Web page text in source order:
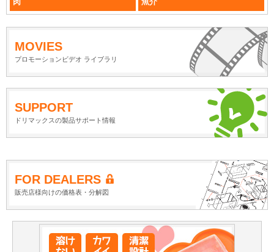
肉 魚介
MOVIES
プロモーションビデオ ライブラリ
SUPPORT
ドリマックスの製品サポート情報
FOR DEALERS
販売店様向けの価格表・分解図